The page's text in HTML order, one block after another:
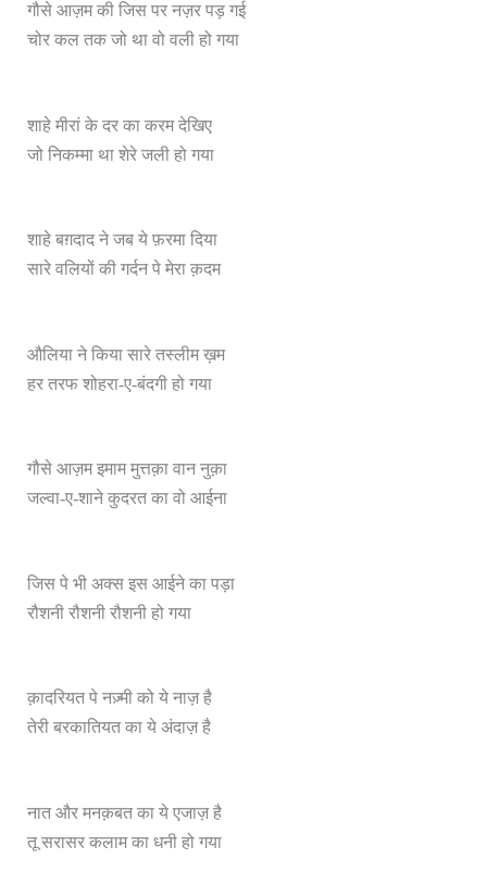
गौसे आज़म की जिस पर नज़र पड़ गई
चोर कल तक जो था वो वली हो गया
शाहे मीरां के दर का करम देखिए
जो निकम्मा था शेरे जली हो गया
शाहे बग़दाद ने जब ये फ़रमा दिया
सारे वलियों की गर्दन पे मेरा क़दम
औलिया ने किया सारे तस्लीम ख़म
हर तरफ शोहरा-ए-बंदगी हो गया
गौसे आज़म इमाम मुत्तक़ा वान नुक़ा
जल्वा-ए-शाने कुदरत का वो आईना
जिस पे भी अक्स इस आईने का पड़ा
रौशनी रौशनी रौशनी हो गया
क़ादरियत पे नज़्मी को ये नाज़ है
तेरी बरकातियत का ये अंदाज़ है
नात और मनक़बत का ये एजाज़ है
तू सरासर कलाम का धनी हो गया